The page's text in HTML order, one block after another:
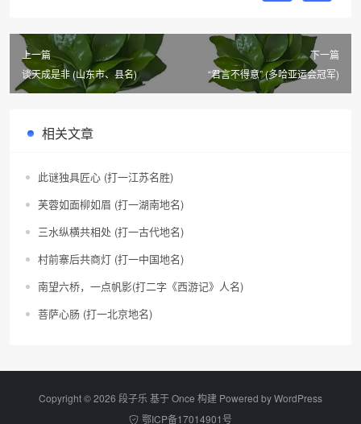
上一篇
谈天成是非 (山东市、县名)
下一篇
“君言不得意” (多哈亚运会冠军)
相关文章
此谜独具匠心 (打一江苏名胜)
芙蓉如面柳如眉 (打一湖南地名)
三水纵横共相处 (打一古代地名)
村前寨后共商灯 (打一中国地名)
南望六桥，一点帆影(打二字《西游记》人名)
菩萨心肠 (打一北京地名)
Copyright © 2026 段子乐 基于 Once 构建 Powered byWordPress
鄂ICP备17014901号